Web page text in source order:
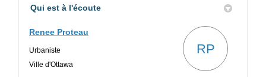
Qui est à l'écoute
Renee Proteau
Urbaniste
Ville d'Ottawa
RP